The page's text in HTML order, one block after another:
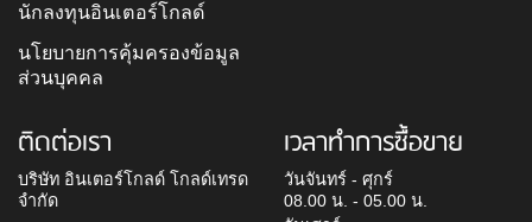
นักลงทุนอินเตอร์โกลด์
นโยบายการคุ้มครองข้อมูล
ส่วนบุคคล
ติดต่อเรา
บริษัท อินเตอร์โกลด์ โกลด์เทรด
จำกัด
เวลาทำการซื้อขาย
วันจันทร์ - ศุกร์
08.00 น. - 05.00 น.